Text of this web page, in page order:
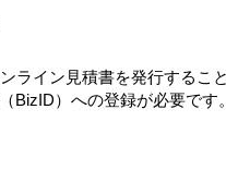
ライン見積書を発行するこ
BizID）への登録が必要です。